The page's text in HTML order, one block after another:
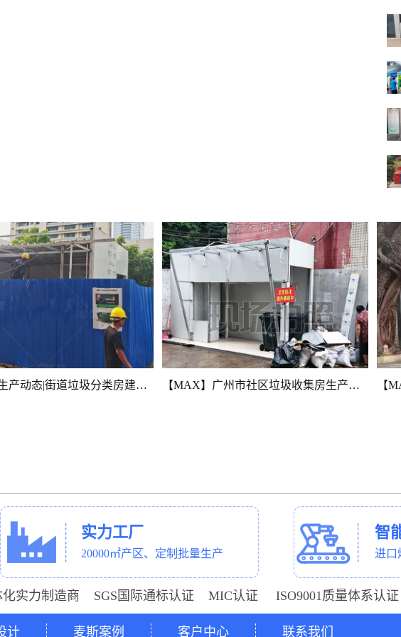
【MAX】生产动态|街道垃圾分类房建设持续推进 【MAX】广州市社区垃圾收集房生产动态（上）
实力工厂
20000㎡产区、定制批量生产
智
进口
化实力制造商 SGS国际通标认证 MIC认证 ISO9001质量体系认
计 麦斯案例 客户中心 联系我们